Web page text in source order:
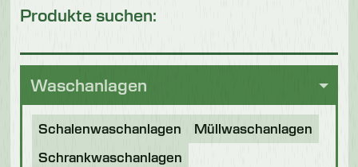
Produkte suchen:
Waschanlagen
Schalenwaschanlagen
Müllwaschanlagen
Schrankwaschanlagen